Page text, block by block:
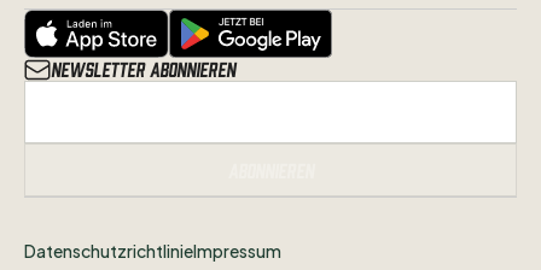
Newsletter abonnieren
DatenschutzrichtlinieImpressum